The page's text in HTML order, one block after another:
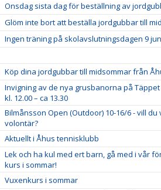
Onsdag sista dag för beställning av
Glöm inte bort att beställa jordgubbar till
Ingen träning på skolavslutningsdagen 9
Köp dina jordgubbar till midsommar från
Invigning av de nya grusbanorna på Täppet
kl. 12.00 – ca 13.30
Bilmånsson Open (Outdoor) 10-16/6 - vill du
volontär?
Aktuellt i Åhus tennisklubb
Lek och ha kul med ert barn, gå med i vår
kurs i sommar!
Vuxenkurs i sommar